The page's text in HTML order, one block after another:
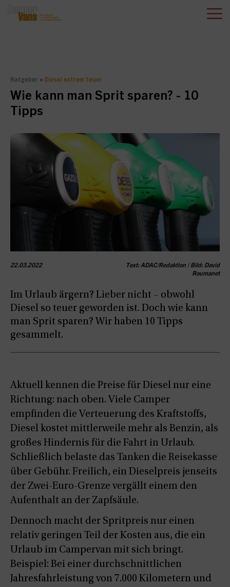
Ratgeber > Diesel extrem teuer
Wie kann man Sprit sparen? - 10
Tipps
22.03.2022
Text: ADAC/Redaktion | Bild: David
Roumanet
Im Urlaub ärgern? Lieber nicht – obwohl
Diesel so teuer geworden ist. Doch wie kann
man Sprit sparen? Wir haben 10 Tipps
gesammelt.
Aktuell kennen die Preise für Diesel nur eine
Richtung: nach oben. Viele Camper
empfinden die Verteuerung des Kraftstoffs,
Diesel kostet mittlerweile mehr als Benzin, als
großes Hindernis für die Fahrt in Urlaub.
Schließlich belaste das Tanken die Reisekasse
über Gebühr. Freilich, ein Dieselpreis jenseits
der Zwei-Euro-Grenze vergällt einem den
Aufenthalt an der Zapfsäule.
Dennoch macht der Spritpreis nur einen
relativ geringen Teil der Kosten aus, die ein
Urlaub im Campervan mit sich bringt.
Beispiel: Bei einer durchschnittlichen
Jahresfahrleistung von 7.000 Kilometern und